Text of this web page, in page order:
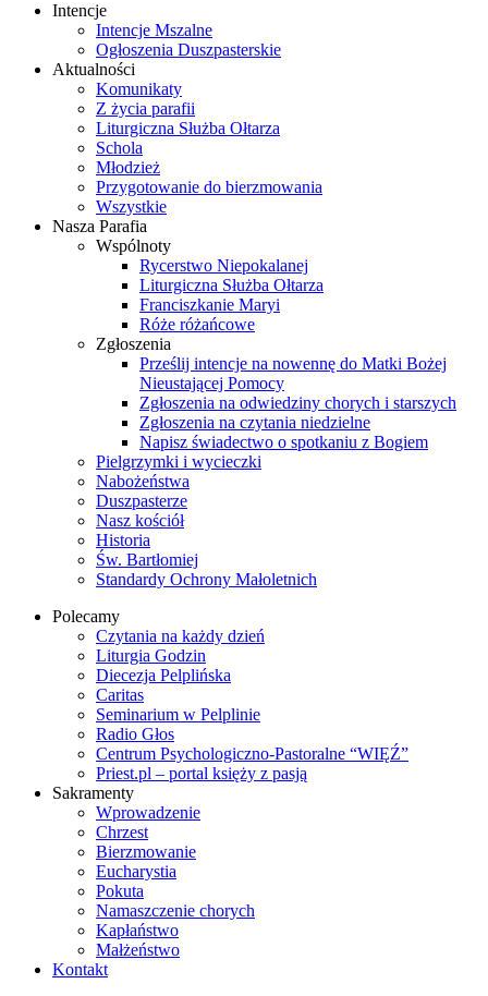
Intencje
Intencje Mszalne
Ogłoszenia Duszpasterskie
Aktualności
Komunikaty
Z życia parafii
Liturgiczna Służba Ołtarza
Schola
Młodzież
Przygotowanie do bierzmowania
Wszystkie
Nasza Parafia
Wspólnoty
Rycerstwo Niepokalanej
Liturgiczna Służba Ołtarza
Franciszkanie Maryi
Róże różańcowe
Zgłoszenia
Prześlij intencje na nowennę do Matki Bożej
Nieustającej Pomocy
Zgłoszenia na odwiedziny chorych i starszych
Zgłoszenia na czytania niedzielne
Napisz świadectwo o spotkaniu z Bogiem
Pielgrzymki i wycieczki
Nabożeństwa
Duszpasterze
Nasz kościół
Historia
Św. Bartłomiej
Standardy Ochrony Małoletnich
Polecamy
Czytania na każdy dzień
Liturgia Godzin
Diecezja Pelplińska
Caritas
Seminarium w Pelplinie
Radio Głos
Centrum Psychologiczno-Pastoralne “WIĘŹ”
Priest.pl – portal księży z pasją
Sakramenty
Wprowadzenie
Chrzest
Bierzmowanie
Eucharystia
Pokuta
Namaszczenie chorych
Kapłaństwo
Małżeństwo
Kontakt